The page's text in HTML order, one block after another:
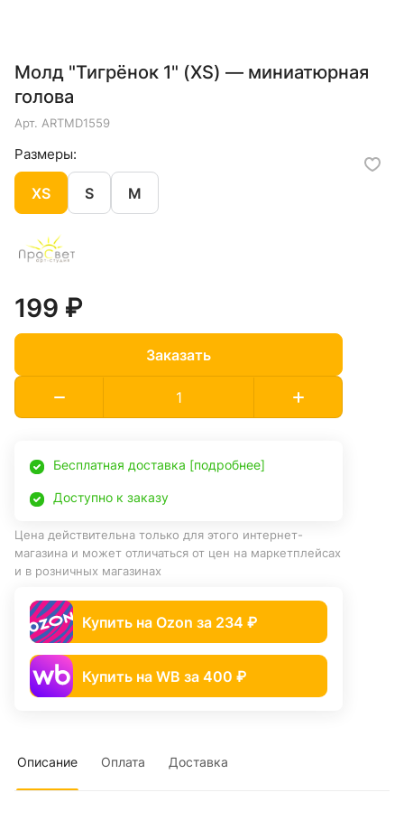
Молд "Тигрёнок 1" (XS) — миниатюрная
голова
Арт. ARTMD1559
Размеры:
XS S M
199 ₽
Заказать
Бесплатная доставка [подробнее]
Доступно к заказу
Цена действительна только для этого интернет-
магазина и может отличаться от цен на маркетплейсах
и в розничных магазинах
Купить на Ozon за 234 ₽
Купить на WB за 400 ₽
Описание Оплата Доставка